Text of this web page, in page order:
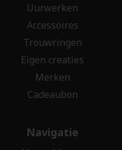
Uurwerken
Accessoires
Trouwringen
Eigen creaties
Merken
Cadeaubon
Navigatie